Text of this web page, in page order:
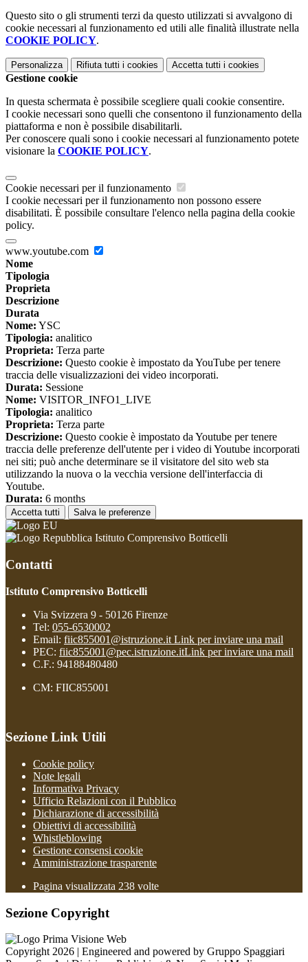
Questo sito o gli strumenti terzi da questo utilizzati si avvalgono di
cookie necessari al funzionamento ed utili alle finalità illustrate nella
COOKIE POLICY.
Personalizza Rifiuta tutti i cookies Accetta tutti i cookies
Gestione cookie
In questa schermata è possibile scegliere quali cookie consentire.
I cookie necessari sono quelli che consentono il funzionamento della
piattaforma e non è possibile disabilitarli.
Per conoscere quali sono i cookie necessari al funzionamento potete
visionare la COOKIE POLICY.
Cookie necessari per il funzionamento
I cookie necessari per il funzionamento non possono essere
disabilitati. È possibile consultare l'elenco nella pagina della cookie
policy.
www.youtube.com
Nome
Tipologia
Proprieta
Descrizione
Durata
Nome: YSC
Tipologia: analitico
Proprieta: Terza parte
Descrizione: Questo cookie è impostato da YouTube per tenere
traccia delle visualizzazioni dei video incorporati.
Durata: Sessione
Nome: VISITOR_INFO1_LIVE
Tipologia: analitico
Proprieta: Terza parte
Descrizione: Questo cookie è impostato da Youtube per tenere
traccia delle preferenze dell'utente per i video di Youtube incorporati
nei siti; può anche determinare se il visitatore del sito web sta
utilizzando la nuova o la vecchia versione dell'interfaccia di
Youtube.
Durata: 6 months
Accetta tutti Salva le preferenze
Istituto Comprensivo Botticelli
Contatti
Istituto Comprensivo Botticelli
Via Svizzera 9 - 50126 Firenze
Tel: 055-6530002
Email: fiic855001@istruzione.it Link per inviare una mail
PEC: fiic855001@pec.istruzione.itLink per inviare una mail
C.F.: 94188480480
CM: FIIC855001
Sezione Link Utili
Cookie policy
Note legali
Informativa Privacy
Ufficio Relazioni con il Pubblico
Dichiarazione di accessibilità
Obiettivi di accessibilità
Whistleblowing
Gestione consensi cookie
Amministrazione trasparente
Pagina visualizzata 238 volte
Sezione Copyright
Copyright 2026 | Engineered and powered by Gruppo Spaggiari